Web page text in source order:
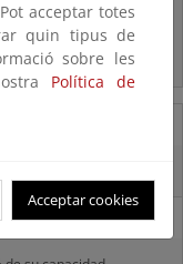
inundación
acceptar totes
quin tipus de
sobre les
Política de
Acceptar cookies